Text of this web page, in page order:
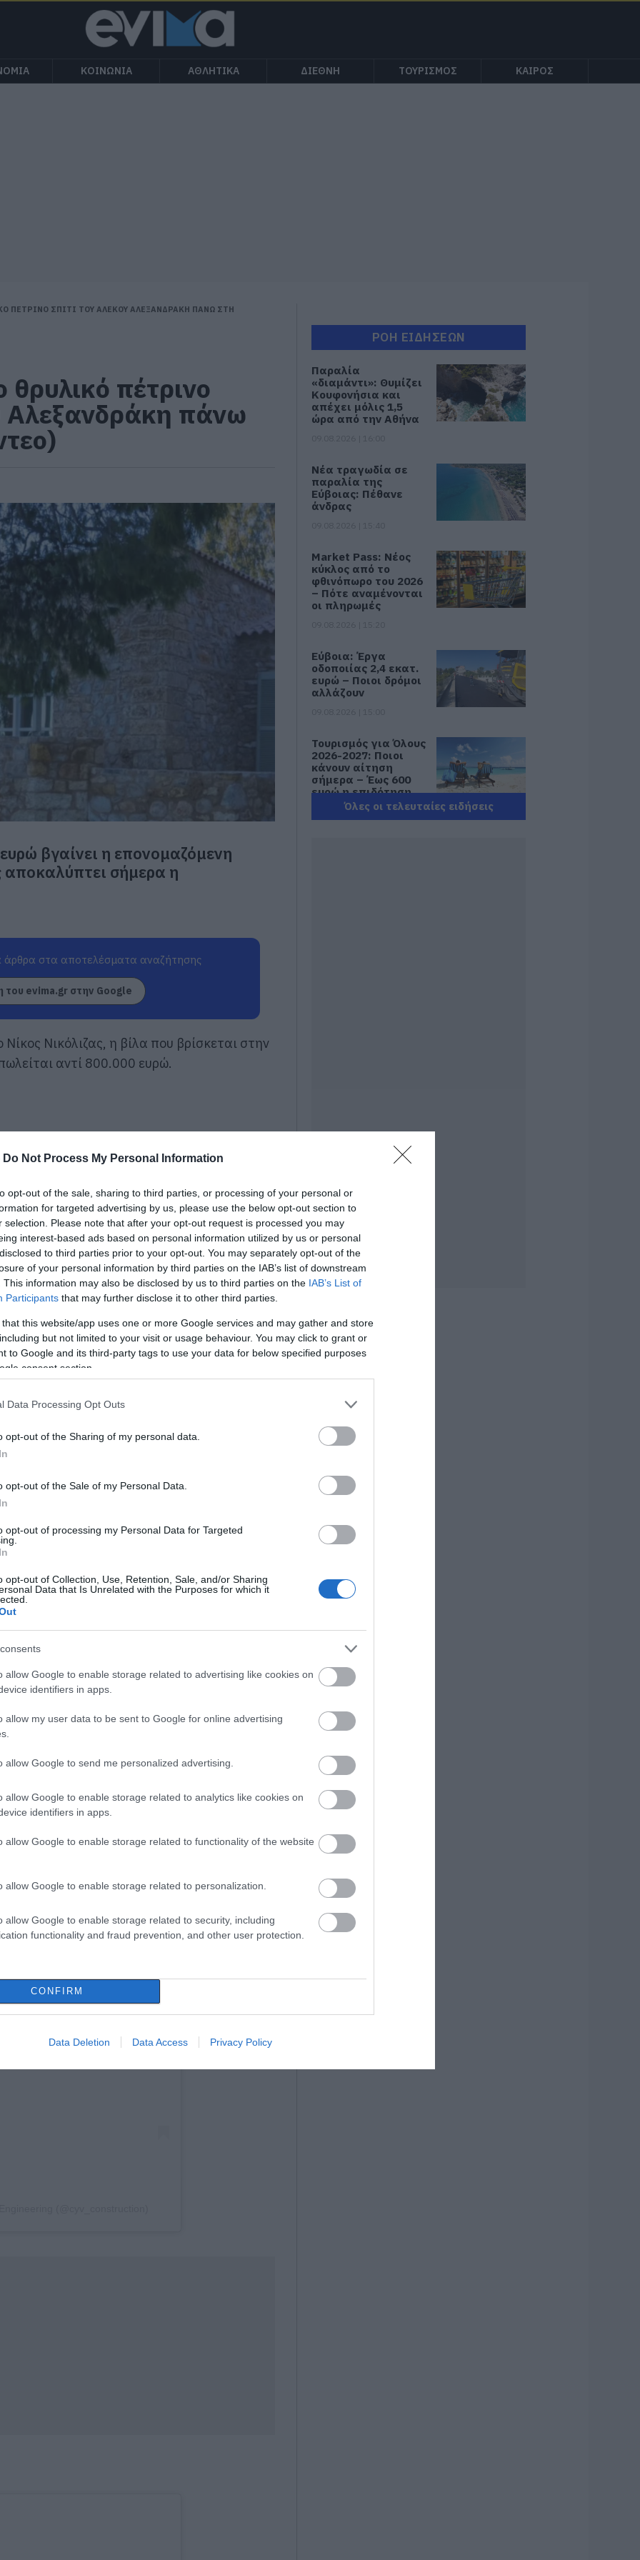
Do Not Process My Personal Information
opt-out of the sale, sharing to third parties, or processing of your personal or
for targeted advertising by us, please use the below opt-out section to
selection. Please note that after your opt-out request is processed you may
interest-based ads based on personal information utilized by us or personal
to third parties prior to your opt-out. You may separately opt-out of the
of your personal information by third parties on the IAB’s list of downstream
This information may also be disclosed by us to third parties on the IAB’s List of
Participants that may further disclose it to other third parties.
that this website/app uses one or more Google services and may gather and store
but not limited to your visit or usage behaviour. You may click to grant or
to Google and its third-party tags to use your data for below specified purposes
consent section.
Data Processing Opt Outs
opt-out of the Sharing of my personal data.
opt-out of the Sale of my Personal Data.
opt-out of processing my Personal Data for Targeted
opt-out of Collection, Use, Retention, Sale, and/or Sharing
Data that Is Unrelated with the Purposes for which it
allow Google to enable storage related to advertising like cookies on
identifiers in apps.
allow my user data to be sent to Google for online advertising
allow Google to send me personalized advertising.
allow Google to enable storage related to analytics like cookies on
identifiers in apps.
allow Google to enable storage related to functionality of the website
allow Google to enable storage related to personalization.
allow Google to enable storage related to security, including
functionality and fraud prevention, and other user protection.
CONFIRM
Data Deletion Data Access Privacy Policy
ΚΟΙΝΩΝΙΑ ΑΘΛΗΤΙΚΑ ΔΙΕΘΝΗ ΤΟΥΡΙΣΜΟΣ ΚΑΙΡΟΣ
ΠΕΤΡΙΝΟ ΣΠΙΤΙ ΤΟΥ ΑΛΕΚΟΥ ΑΛΕΞΑΝΔΡΑΚΗ ΠΑΝΩ ΣΤΗ
πέτρινο
Αλεξανδράκη πάνω
βγαίνει η επονομαζόμενη
σήμερα η
στα αποτελέσματα αναζήτησης
του evima.gr στην Google
Νικόλιζας, η βίλα που βρίσκεται στην
αντί 800.000 ευρώ.
στον Αλέκο Αλεξανδράκη, ωστόσο το
οικογένειά του καλοκαίρια και χειμώνες.
τη δεκαετία του ’70, το σπίτι, το οποίο
στην ιστορία ως «βίλα Αλεξανδράκη».
θάλασσα. Ένα πέτρινο σπίτι, με κήπο που
έχει απέραντη θέα.
και μεταμορφώθηκε σε ένα σύγχρονο
Νεράκι
ΡΟΗ ΕΙΔΗΣΕΩΝ
Παραλία
«διαμάντι»: Θυμίζει
Κουφονήσια και
απέχει μόλις 1,5
ώρα από την Αθήνα
Νέα τραγωδία σε
παραλία της
Εύβοιας: Πέθανε
άνδρας
Market Pass: Νέος
κύκλος από το
φθινόπωρο του 2026
– Πότε αναμένονται
οι πληρωμές
Εύβοια: Έργα
οδοποιίας 2,4 εκατ.
ευρώ – Ποιοι δρόμοι
αλλάζουν
Τουρισμός για Όλους
2026-2027: Ποιοι
κάνουν αίτηση
σήμερα – Έως 600
ευρώ η επιδότηση
09.08.2026 | 14:40
Σκύλος ή γάτα;
χρειαστείτε κάθε
09.08.2026 | 13:20
Πανικός σε λιμάνι
της Εύβοιας με
37χρονο άνδρα
09.08.2026 | 13:00
μερική έκλειψη και
τα εντυπωσιακά
φαινόμενα στον
πινακίδες για τον
κίνδυνο πυρκαγιάς –
09.08.2026 | 12:20
πάρουν έως 2.500
ευρώ για τη
Συναγερμός στη
δρόμο- Η έκκληση
οδηγούς
Ο Λευτέρης
Ιστιαία!
Όλες οι τελευταίες ειδήσεις